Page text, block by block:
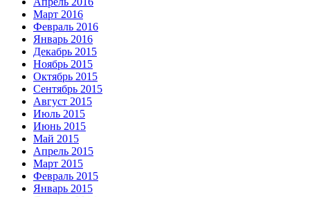
Март 2016
Февраль 2016
Январь 2016
Декабрь 2015
Ноябрь 2015
Октябрь 2015
Сентябрь 2015
Август 2015
Июль 2015
Июнь 2015
Май 2015
Апрель 2015
Март 2015
Февраль 2015
Январь 2015